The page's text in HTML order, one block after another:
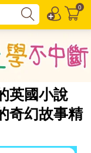
0
英國小說
奇幻故事精